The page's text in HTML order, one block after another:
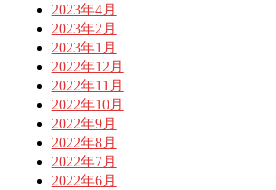
2023年4月
2023年2月
2023年1月
2022年12月
2022年11月
2022年10月
2022年9月
2022年8月
2022年7月
2022年6月